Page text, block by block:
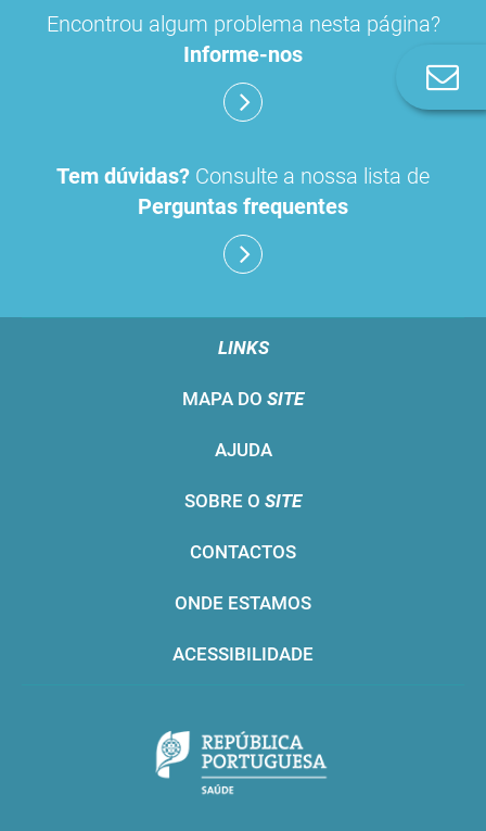
Encontrou algum problema nesta página?
Informe-nos
Tem dúvidas? Consulte a nossa lista de
Perguntas frequentes
LINKS
MAPA DO SITE
AJUDA
SOBRE O SITE
CONTACTOS
ONDE ESTAMOS
ACESSIBILIDADE